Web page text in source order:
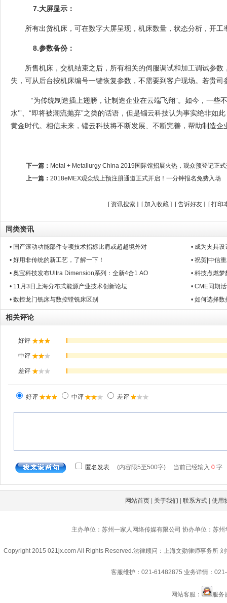
7.大屏显示：
所有出货机床，可在数字大屏呈现，机床数量，状态分析，开工
8.参数备份：
所售机床，交机结束之后，所有相关的伺服调试和加工调试参
失，可从后台按机床编号一键恢复参数，不需要到客户现场。若贵
“为传统制造插上翅膀，让制造企业在云端飞翔”。如今，一些
水’”、“即将被潮流抛弃”之类的话语，但是锱云科技认为事实绝非如
黄金时代。相信未来，锱云科技将不断发展、不断完善，帮助制造
下一篇： Metal + Metallurgy China 2019国际馆招展火热，观众预登记正
上一篇： 2018eMEX观众线上预注册通道正式开启！一分钟报名免费入场
[ 资讯搜索 ] [加入收藏 ] [告诉好友 ] [打印
同类资讯
• 国产滚动功能部件专项技术指标比肩或超越境外对
• 成为夹具
• 好用非传统的新工艺，了解一下！
• 祝贺|中信
• 奥宝科技发布Ultra Dimension系列：全新4合1 AO
• 科技点燃
• 11月3日上海分布式能源产业技术创新论坛
• CME同期
• 数控龙门铣床与数控镗铣床区别
• 如何选择
相关评论
网站首页 | 关于我们 |联系方式 |使用
主办单位：苏州一家人网络传媒有限公司 协办单位：苏
Copyright 2015 021jx.com All Rights Reserved.法律顾问：上海文勋律师事务所
客服维护：021-61482875 业务详情：
网站客服： 服务